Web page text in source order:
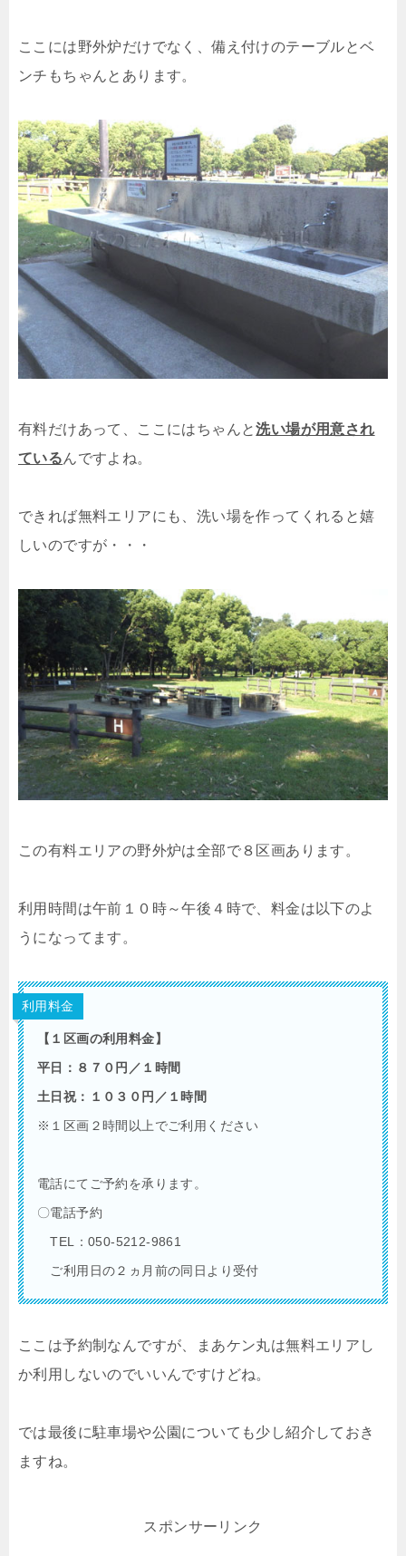
ここには野外炉だけでなく、備え付けのテーブルとベ
ンチもちゃんとあります。
有料だけあって、ここにはちゃんと洗い場が用意され
ているんですよね。
できれば無料エリアにも、洗い場を作ってくれると嬉
しいのですが・・・
この有料エリアの野外炉は全部で８区画あります。
利用時間は午前１０時～午後４時で、料金は以下のよ
うになってます。
利用料金
【１区画の利用料金】
平日：８７０円／１時間
土日祝：１０３０円／１時間
※１区画２時間以上でご利用ください
電話にてご予約を承ります。
〇電話予約
TEL：050-5212-9861
ご利用日の２ヵ月前の同日より受付
ここは予約制なんですが、まあケン丸は無料エリアし
か利用しないのでいいんですけどね。
では最後に駐車場や公園についても少し紹介しておき
ますね。
スポンサーリンク